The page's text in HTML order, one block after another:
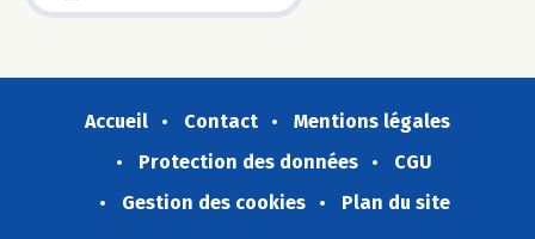
Accueil Contact
Mentions légales
Protection des données
CGU
Gestion des cookies
Plan du site